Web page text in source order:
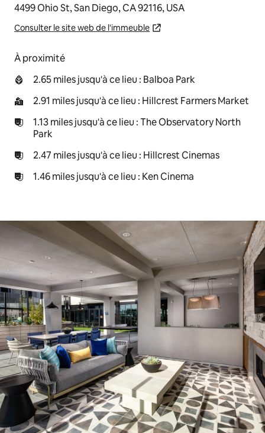
4499 Ohio St, San Diego, CA 92116, USA
Consulter le site web de l'immeuble
À proximité
2.65 miles jusqu'à ce lieu : Balboa Park
2.91 miles jusqu'à ce lieu : Hillcrest Farmers Market
1.13 miles jusqu'à ce lieu : The Observatory North
Park
2.47 miles jusqu'à ce lieu : Hillcrest Cinemas
1.46 miles jusqu'à ce lieu : Ken Cinema